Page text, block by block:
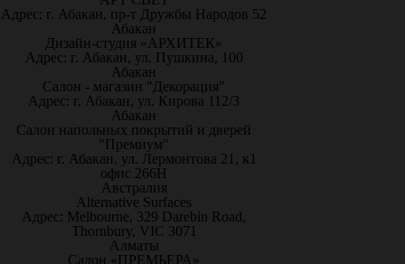
Адрес: г. Абакан, пр-т Дружбы Народов 52
Абакан
Дизайн-студия «АРХИТЕК»
Адрес: г. Абакан, ул. Пушкина, 100
Абакан
Салон - магазин "Декорация"
Адрес: г. Абакан, ул. Кирова 112/3
Абакан
Салон напольных покрытий и дверей
"Премиум"
Адрес: г. Абакан, ул. Лермонтова 21, к1
офис 266Н
Австралия
Alternative Surfaces
Адрес: Melbourne, 329 Darebin Road,
Thornbury, VIC 3071
Алматы
Салон «ПРЕМЬЕРА»